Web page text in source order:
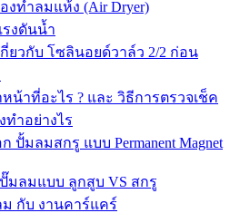
งทำลมแห้ง (Air Dryer)
รงดันน้ำ
ยวกับ โซลินอยด์วาล์ว 2/2 ก่อน
น้าที่อะไร ? และ วิธีการตรวจเช็ค
ทำอย่างไร
ปั้มลมสกรู แบบ Permanent Magnet
ปั๊มลมแบบ ลูกสูบ VS สกรู
กับ งานคาร์แคร์